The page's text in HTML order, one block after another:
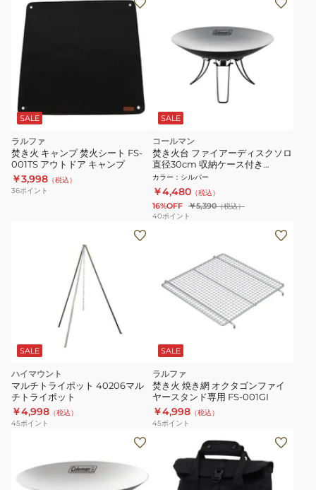
SALE
ラルファ
焚き火 キャンプ 焚火シート FS-
001TS アウトドア キャンプ
￥3,998 （税込）
36ポイント
SALE
コールマン
焚き火台 ファイアーディスクソロ
直径30cm 収納ケース付き
2000037404
カラー ： シルバー
￥4,480 （税込）
16%OFF ￥5,390（税込）
40ポイント
SALE
ハイマウント
マルチトライポット 40206マル
チトライポット
￥4,998 （税込）
45ポイント
SALE
ラルファ
焚き火 焼き網 オクタゴンファイ
ヤースタンド専用 FS-001GI
￥4,998 （税込）
45ポイント